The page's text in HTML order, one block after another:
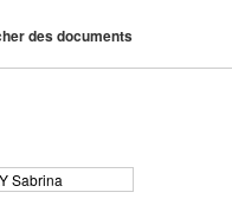
des documents